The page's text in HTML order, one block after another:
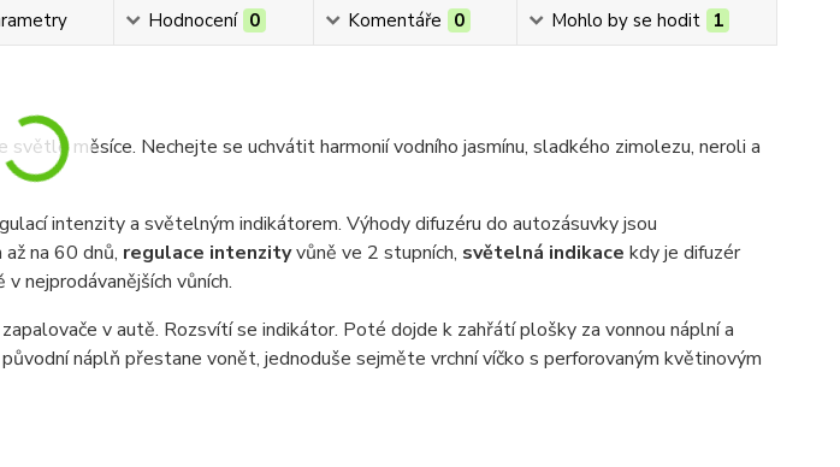
Hodnocení 0 Komentáře 0 Mohlo by se hodit 1
světle měsíce. Nechejte se uchvátit harmonií vodního jasmínu, sladkého zimolezu, neroli a
intenzity a světelným indikátorem. Výhody difuzéru do autozásuvky jsou
na 60 dnů, regulace intenzityvůně ve 2 stupních, světelná indikace kdy je difuzér
nejprodávanějších vůních.
v autě. Rozsvítí se indikátor. Poté dojde k zahřátí plošky za vonnou náplní a
náplň přestane vonět, jednoduše sejměte vrchní víčko s perforovaným květinovým